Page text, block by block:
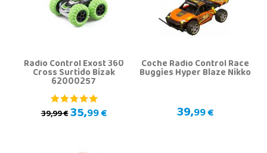
Radio Control Exost 360
Cross Surtido Bizak
62000257
39,99 €35,99 €
Coche Radio Control Race
Buggies Hyper Blaze Nikko
39,99 €